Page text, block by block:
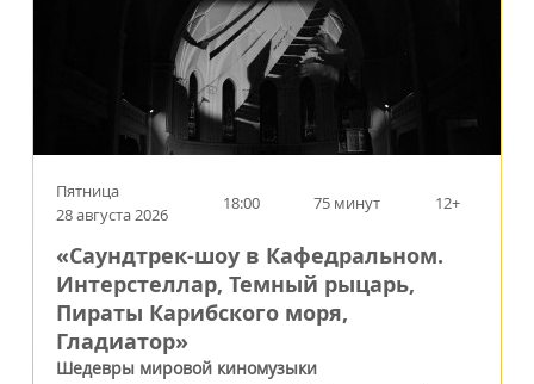
Пятница
28 августа 2026
18:00 75 минут 12+
«Саундтрек-шоу в Кафедральном.
Интерстеллар, Темный рыцарь,
Пираты Карибского моря,
Гладиатор»
Шедевры мировой киномузыки